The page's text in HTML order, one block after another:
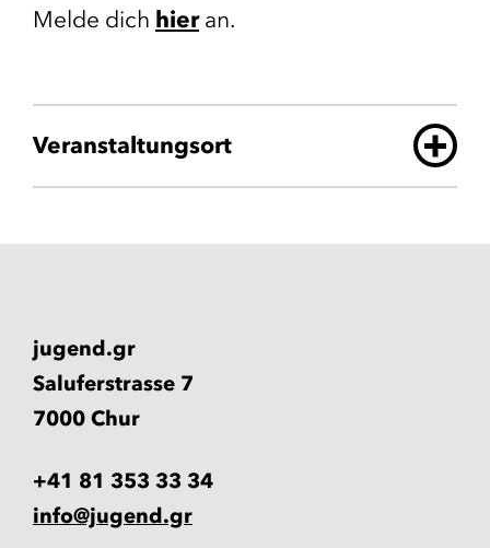
Melde dich hieran.
Veranstaltungsort
jugend.gr
Saluferstrasse 7
7000 Chur
+41 81 353 33 34
info@jugend.gr